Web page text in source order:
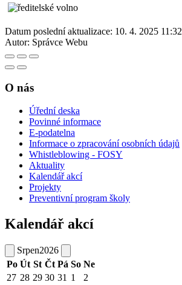
Datum poslední aktualizace: 10. 4. 2025 11:32
Autor: Správce Webu
O nás
Úřední deska
Povinné informace
E-podatelna
Informace o zpracování osobních údajů
Whistleblowing - FOSY
Aktuality
Kalendář akcí
Projekty
Preventivní program školy
Kalendář akcí
Srpen2026
Po Út St Čt Pá So Ne
27 28 29 30 31 1
2